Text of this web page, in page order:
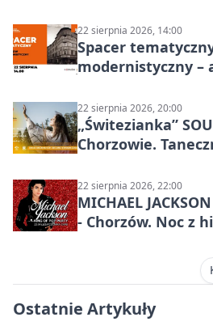
22 sierpnia 2026, 14:00
Spacer
modernistyczny
22 sierpnia 2026, 20:00
„Świtezianka”
Chorzowie.
22 sierpnia 2026, 22:00
MICHAEL
- Chorzów. Noc z
Ostatnie Artykuły